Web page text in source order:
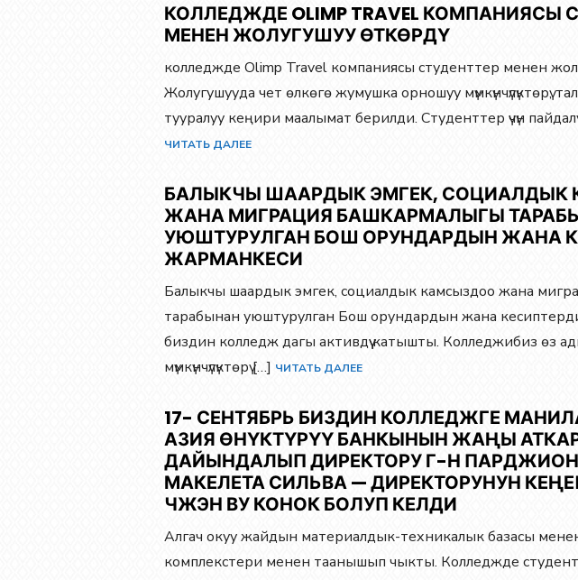
КОЛЛЕДЖДЕ OLIMP TRAVEL КОМПАНИЯСЫ
МЕНЕН ЖОЛУГУШУУ ӨТКӨРДҮ
колледжде Olimp Travel компаниясы студенттер менен
Жолугушууда чет өлкөгө жумушка орношуу мүмкүнчүлүктөрү,
тууралуу кеңири маалымат берилди. Студенттер үчүн
ЧИТАТЬ ДАЛЕЕ
БАЛЫКЧЫ ШААРДЫК ЭМГЕК, СОЦИАЛДЫК
ЖАНА МИГРАЦИЯ БАШКАРМАЛЫГЫ
УЮШТУРУЛГАН БОШ ОРУНДАРДЫН ЖАНА
ЖАРМАНКЕСИ
Балыкчы шаардык эмгек, социалдык камсыздоо жана
тарабынан уюштурулган Бош орундардын жана
биздин колледж дагы активдүү катышты. Колледжибиз өз
мүмкүнчүлүктөрү […] ЧИТАТЬ ДАЛЕЕ
17- СЕНТЯБРЬ БИЗДИН КОЛЛЕДЖГЕ
АЗИЯ ӨНҮКТҮРҮҮ БАНКЫНЫН ЖАҢЫ
ДАЙЫНДАЛЫП ДИРЕКТОРУ Г-Н
МАКЕЛЕТА СИЛЬВА — ДИРЕКТОРУНУН
ЧЖЭН ВУ КОНОК БОЛУП КЕЛДИ
Алгач окуу жайдын материалдык-техникалык базасы менен
комплекстери менен таанышып чыкты. Колледжде